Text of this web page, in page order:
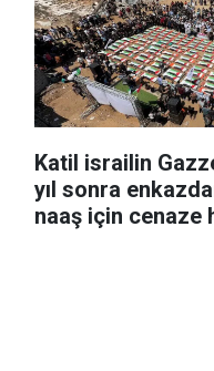
Katil israilin
yıl sonra
naaş için cenaze